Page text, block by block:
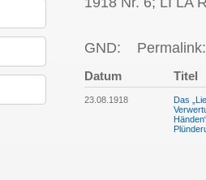
GND:
Datum Titel
23.08.1918
Das